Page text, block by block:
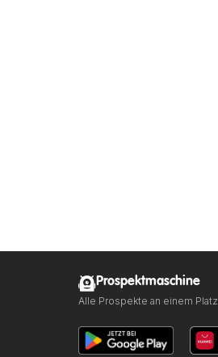
Prospektmaschine
Alle Prospekte an einem Platz